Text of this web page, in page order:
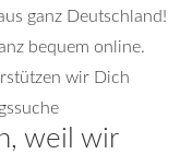
ganz Deutschland!
bequem online.
wir Dich
weil wir